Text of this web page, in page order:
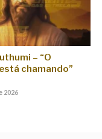
– “O
chamando”
2026